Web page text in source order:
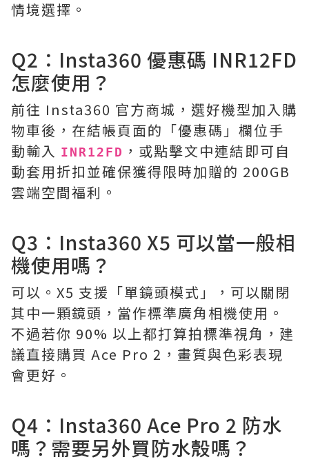
情境選擇。
Q2：Insta360 優惠碼 INR12FD
怎麼使用？
前往 Insta360 官方商城，選好機型加入購
物車後，在結帳頁面的「優惠碼」欄位手
動輸入 INR12FD ，或點擊文中連結即可自
動套用折扣並確保獲得限時加贈的 200GB
雲端空間福利。
Q3：Insta360 X5 可以當一般相
機使用嗎？
可以。X5 支援「單鏡頭模式」，可以關閉
其中一顆鏡頭，當作標準廣角相機使用。
不過若你 90% 以上都打算拍標準視角，建
議直接購買 Ace Pro 2，畫質與色彩表現
會更好。
Q4：Insta360 Ace Pro 2 防水
嗎？需要另外買防水殼嗎？